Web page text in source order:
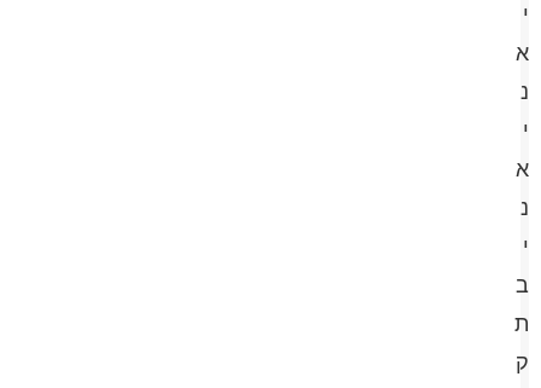
י
א
נ
י
א
נ
י
ב
ת
ק